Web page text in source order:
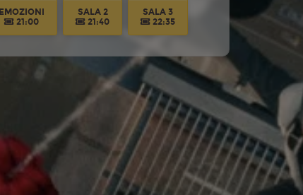
EMOZIONI
21:00
SALA 2
21:40
SALA 3
22:35
17:15
EMOZIONI
18:10
EMOZIONI
SALA 2
21:40
SALA 3
22:35